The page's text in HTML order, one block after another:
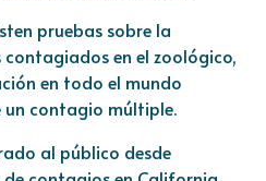
pruebas sobre la
en el zoológico,
en todo el mundo
contagio múltiple.
al público desde